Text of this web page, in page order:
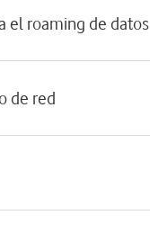
el roaming de datos
de red